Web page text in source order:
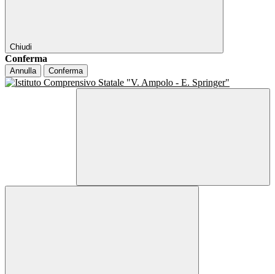
Chiudi
Conferma
Annulla Conferma